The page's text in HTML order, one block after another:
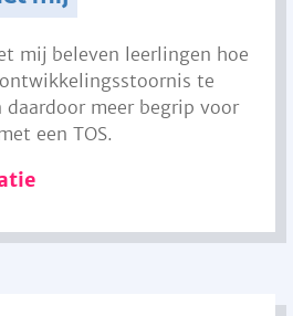
mij beleven leerlingen hoe
te
daardoor meer begrip voor
een TOS.